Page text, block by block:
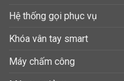
Hệ thống gọi phục vụ
Khóa vân tay smart
Máy chấm công